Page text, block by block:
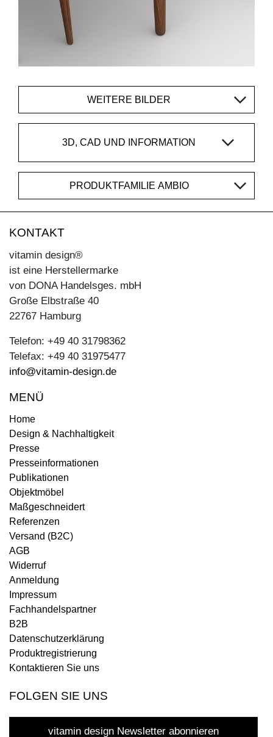
WEITERE BILDER
3D, CAD UND INFORMATION
PRODUKTFAMILIE AMBIO
KONTAKT
vitamin design®
ist eine Herstellermarke
von DONA Handelsges. mbH
Große Elbstraße 40
22767 Hamburg
Telefon: +49 40 31798362
Telefax: +49 40 31975477
info@vitamin-design.de
MENÜ
Home
Design & Nachhaltigkeit
Presse
Presseinformationen
Publikationen
Objektmöbel
Maßgeschneidert
Referenzen
Versand (B2C)
AGB
Widerruf
Anmeldung
Impressum
Fachhandelspartner
B2B
Datenschutzerklärung
Produktregistrierung
Kontaktieren Sie uns
FOLGEN SIE UNS
vitamin design Newsletter abonnieren